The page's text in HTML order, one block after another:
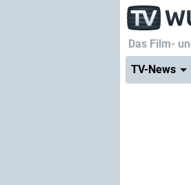
Das Film-
TV-News